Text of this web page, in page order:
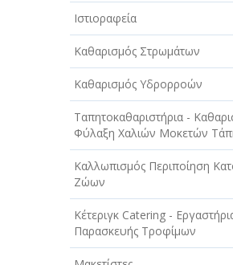
Ιστιοραφεία
Καθαρισμός Στρωμάτων
Καθαρισμός Υδρορροών
Ταπητοκαθαριστήρια -
Φύλαξη Χαλιών Μοκετών
Καλλωπισμός Περιποίηση
Ζώων
Κέτεριγκ Catering -
Παρασκευής Τροφίμων